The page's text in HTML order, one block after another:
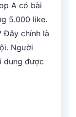
A có bài
5.000 like.
Đây chính là
Người
dung được